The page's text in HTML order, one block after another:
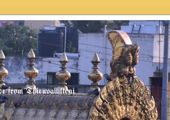
from Thiruvallikkeni